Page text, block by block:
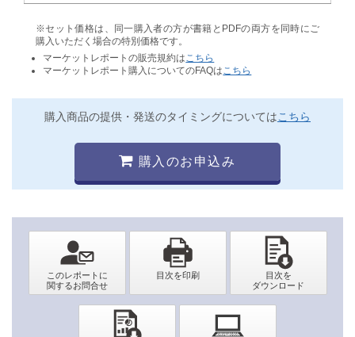
※セット価格は、同一購入者の方が書籍とPDFの両方を同時にご
購入いただく場合の特別価格です。
マーケットレポートの販売規約は こちら
マーケットレポート購入についてのFAQは こちら
購入商品の提供・発送のタイミングについてはこちら
購入のお申込み